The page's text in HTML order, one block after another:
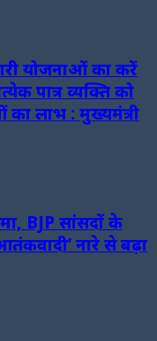
योजनाओं का करें
पात्र व्यक्ति को
लाभ : मुख्यमंत्री
BJP सांसदों के
नारे से बढ़ा